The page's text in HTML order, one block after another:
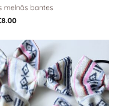
melnās bantes